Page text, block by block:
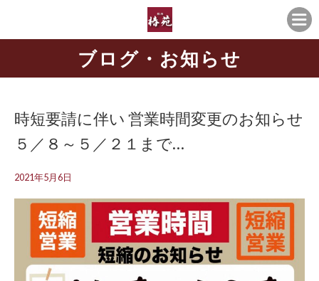
ブログ・お知らせ
時短要請に伴い 営業時間変更のお知らせ
５／８～５／２１まで…
2021年5月6日